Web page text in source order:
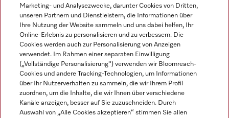
Navigation
Service
Marketing- und Analysezwecke, darunter Cookies von Dritten,
unseren Partnern und Dienstleistern, die Informationen über
Ihre Nutzung der Website sammeln und uns dabei helfen, Ihr
Online-Erlebnis zu personalisieren und zu verbessern. Die
Cookies werden auch zur Personalisierung von Anzeigen
verwendet. Im Rahmen einer separaten Einwilligung
(„Vollständige Personalisierung“) verwenden wir Bloomreach-
Cookies und andere Tracking-Technologien, um Informationen
über Ihr Nutzerverhalten zu sammeln, die wir Ihrem Profil
zuordnen, um die Inhalte, die wir Ihnen über verschiedene
Kanäle anzeigen, besser auf Sie zuzuschneiden. Durch
Auswahl von „Alle Cookies akzeptieren“ stimmen Sie allen